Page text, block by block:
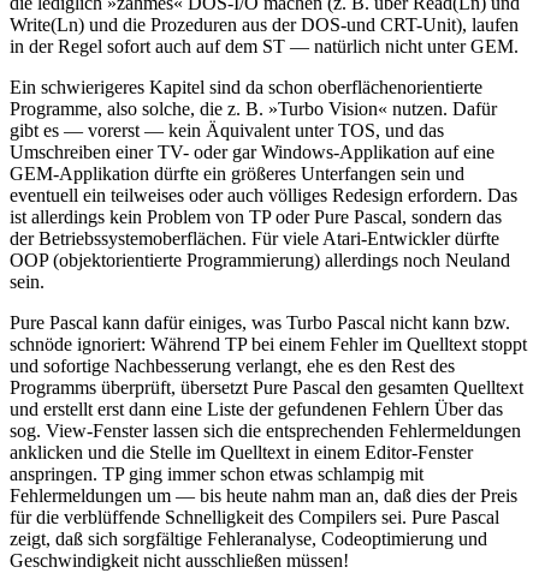
Write(Ln) und die Prozeduren aus der DOS-und CRT-Unit), laufen
in der Regel sofort auch auf dem ST — natürlich nicht unter GEM.
Ein schwierigeres Kapitel sind da schon oberflächenorientierte
Programme, also solche, die z. B. »Turbo Vision« nutzen. Dafür
gibt es — vorerst — kein Äquivalent unter TOS, und das
Umschreiben einer TV- oder gar Windows-Applikation auf eine
GEM-Applikation dürfte ein größeres Unterfangen sein und
eventuell ein teilweises oder auch völliges Redesign erfordern. Das
ist allerdings kein Problem von TP oder Pure Pascal, sondern das
der Betriebssystemoberflächen. Für viele Atari-Entwickler dürfte
OOP (objektorientierte Programmierung) allerdings noch Neuland
sein.
Pure Pascal kann dafür einiges, was Turbo Pascal nicht kann bzw.
schnöde ignoriert: Während TP bei einem Fehler im Quelltext stoppt
und sofortige Nachbesserung verlangt, ehe es den Rest des
Programms überprüft, übersetzt Pure Pascal den gesamten Quelltext
und erstellt erst dann eine Liste der gefundenen Fehlern Über das
sog. View-Fenster lassen sich die entsprechenden Fehlermeldungen
anklicken und die Stelle im Quelltext in einem Editor-Fenster
anspringen. TP ging immer schon etwas schlampig mit
Fehlermeldungen um — bis heute nahm man an, daß dies der Preis
für die verblüffende Schnelligkeit des Compilers sei. Pure Pascal
zeigt, daß sich sorgfältige Fehleranalyse, Codeoptimierung und
Geschwindigkeit nicht ausschließen müssen!